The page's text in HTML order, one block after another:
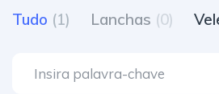
Tudo (1) Lanchas (0)